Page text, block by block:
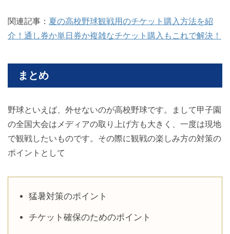
関連記事： 夏の高校野球観戦用のチケット購入方法を紹
介！通し券か単日券か複雑なチケット購入もこれで解決！
まとめ
野球といえば、外せないのが高校野球です。まして甲子園
の全国大会はメディアの取り上げ方も大きく、一度は現地
で観戦したいものです。その際に観戦の楽しみ方の対策の
ポイントとして
猛暑対策のポイント
チケット確保のためのポイント